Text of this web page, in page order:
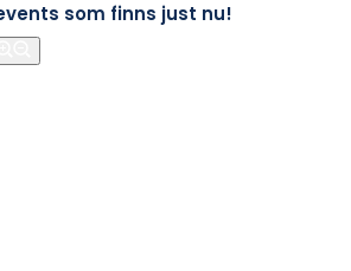
som finns just nu!